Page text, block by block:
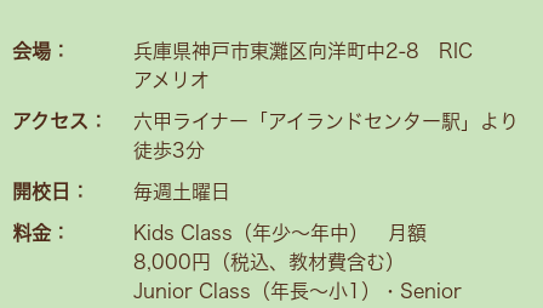
会場：
兵庫県神戸市東灘区向洋町中2-8 RIC
アメリオ
アクセス：
六甲ライナー「アイランドセンター駅」より
徒歩3分
開校日： 毎週土曜日
料金：
Kids Class（年少〜年中） 月額
8,000円（税込、教材費含む）
Junior Class（年長～小1）・Senior